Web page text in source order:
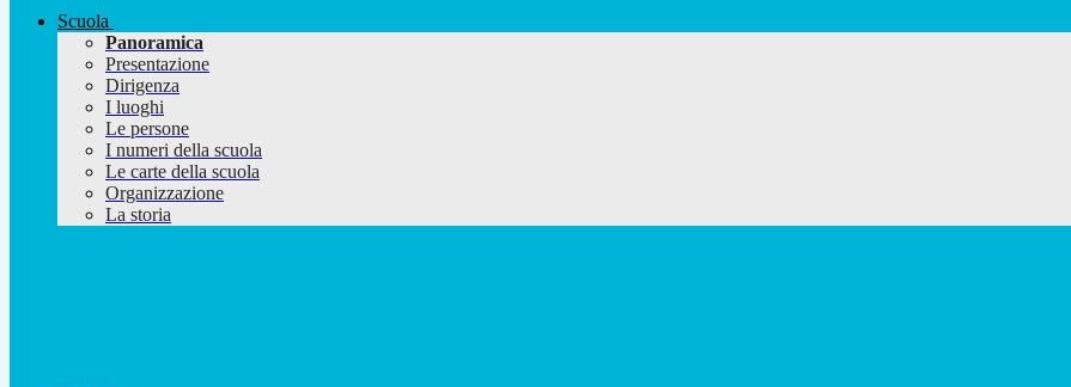
Scuola
Panoramica
Presentazione
Dirigenza
I luoghi
Le persone
I numeri della scuola
Le carte della scuola
Organizzazione
La storia